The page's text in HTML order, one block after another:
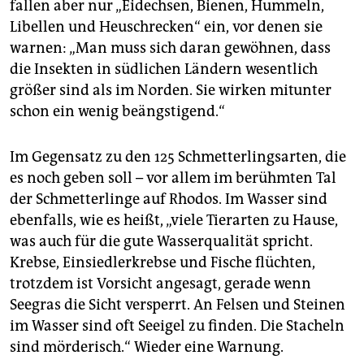
fallen aber nur „Eidechsen, Bienen, Hummeln,
Libellen und Heuschrecken“ ein, vor denen sie
warnen: „Man muss sich daran gewöhnen, dass
die Insekten in südlichen Ländern wesentlich
größer sind als im Norden. Sie wirken mitunter
schon ein wenig beängstigend.“
Im Gegensatz zu den 125 Schmetterlingsarten, die
es noch geben soll – vor allem im berühmten Tal
der Schmetterlinge auf Rhodos. Im Wasser sind
ebenfalls, wie es heißt, „viele Tierarten zu Hause,
was auch für die gute Wasserqualität spricht.
Krebse, Einsiedlerkrebse und Fische flüchten,
trotzdem ist Vorsicht angesagt, gerade wenn
Seegras die Sicht versperrt. An Felsen und Steinen
im Wasser sind oft Seeigel zu finden. Die Stacheln
sind mörderisch.“ Wieder eine Warnung.